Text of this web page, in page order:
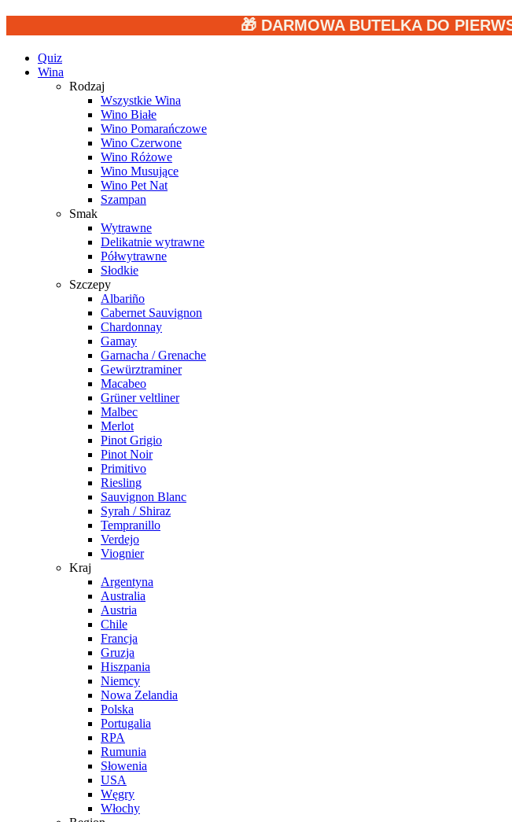
🎁 DARMOWA BUTELKA DO
Quiz
Wina
Rodzaj
Wszystkie Wina
Wino Białe
Wino Pomarańczowe
Wino Czerwone
Wino Różowe
Wino Musujące
Wino Pet Nat
Szampan
Smak
Wytrawne
Delikatnie wytrawne
Półwytrawne
Słodkie
Szczepy
Albariño
Cabernet Sauvignon
Chardonnay
Gamay
Garnacha / Grenache
Gewürztraminer
Macabeo
Grüner veltliner
Malbec
Merlot
Pinot Grigio
Pinot Noir
Primitivo
Riesling
Sauvignon Blanc
Syrah / Shiraz
Tempranillo
Verdejo
Viognier
Kraj
Argentyna
Australia
Austria
Chile
Francja
Gruzja
Hiszpania
Niemcy
Nowa Zelandia
Polska
Portugalia
RPA
Rumunia
Słowenia
USA
Węgry
Włochy